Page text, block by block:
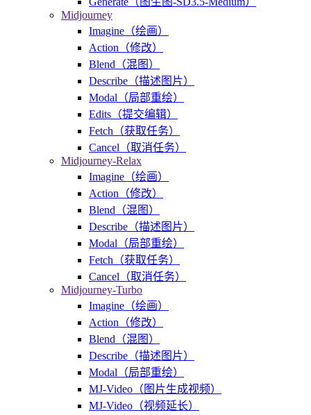
Midjourney
Imagine（绘画）
Action（修改）
Blend（混图）
Describe（描述图片）
Modal（局部重绘）
Edits（提交编辑）
Fetch（获取任务）
Cancel（取消任务）
Midjourney-Relax
Imagine（绘画）
Action（修改）
Blend（混图）
Describe（描述图片）
Modal（局部重绘）
Fetch（获取任务）
Cancel（取消任务）
Midjourney-Turbo
Imagine（绘画）
Action（修改）
Blend（混图）
Describe（描述图片）
Modal（局部重绘）
MJ-Video（图片生成视频）
MJ-Video（视频延长）